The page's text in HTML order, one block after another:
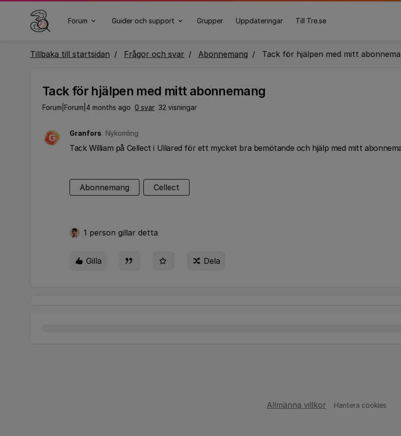
Forum Guider och support Grupper Uppdateringar Till Tre.se
Tillbaka till startsidan Frågor och svar Abonnemang Tack för hjälpen med mitt
Tack för hjälpen med mitt abonnemang
Forum|Forum|4 months ago 0 svar 32 visningar
G Granfors Nykomling
Tack William på Cellect i Ullared för ett mycket bra bemötande och hjälp med mitt
Abonnemang Cellect
1 person gillar detta
Gilla Dela
Allmänna villkor Hantera cookies